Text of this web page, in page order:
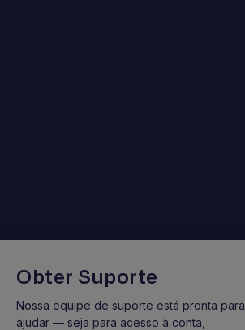
Obter Suporte
Nossa equipe de suporte está pronta para
ajudar — seja para acesso à conta,